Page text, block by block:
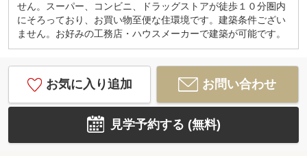
せん。スーパー、コンビニ、ドラッグストアが徒歩１０分圏内
にそろっており、お買い物至便な住環境です。建築条件ござい
ません。お好みの工務店・ハウスメーカーで建築が可能です。
お気に入り追加 お問い合わせ
見学予約する (無料)